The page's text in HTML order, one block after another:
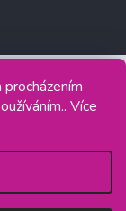
Více
vyhrazena.